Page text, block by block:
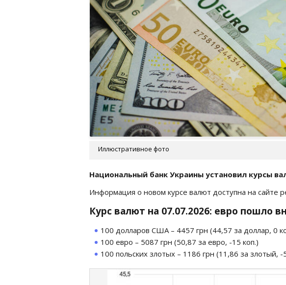
Иллюстративное фото
Национальный банк Украины установил курсы
Информация о новом курсе валют доступна на сайте
Курс валют на 07.07.2026: евро пошло
100 долларов США – 4457 грн (44,57 за доллар, 0
100 евро – 5087 грн (50,87 за евро, -15 коп.)
100 польских злотых – 1186 грн (11,86 за злотый, -